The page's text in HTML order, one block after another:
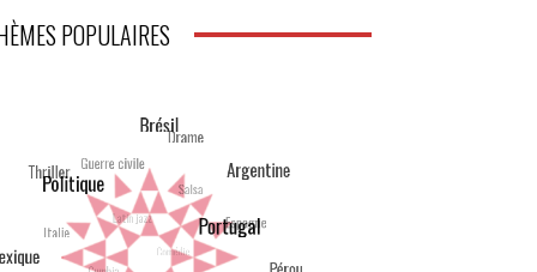
POPULAIRES